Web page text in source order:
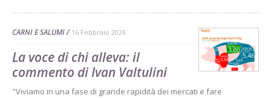
CARNI E SALUMI 16 Febbraio 2026
La voce di chi alleva: il
commento di Ivan Valtulini
"Viviamo in una fase di grande rapidità dei mercati e fare